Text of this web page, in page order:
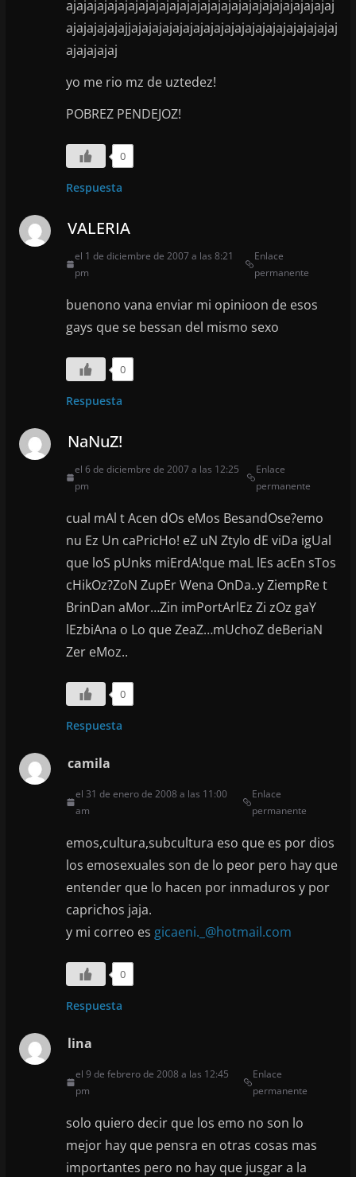
ajajajajajajajajajajajajajajajajajajajajajajajajajaj
ajajajajajajjajajajajajajajajajajajajajajajajajajajaj
ajajajajaj
yo me rio mz de uztedez!
POBREZ PENDEJOZ!
0
Respuesta
VALERIA
el 1 de diciembre de 2007 a las 8:21
pm
Enlace
permanente
buenono vana enviar mi opinioon de esos
gays que se bessan del mismo sexo
0
Respuesta
NaNuZ!
el 6 de diciembre de 2007 a las 12:25
pm
Enlace
permanente
cual mAl t Acen dOs eMos BesandOse?emo
nu Ez Un caPricHo! eZ uN Ztylo dE viDa igUal
que loS pUnks miErdA!que maL lEs acEn sTos
cHikOz?ZoN ZupEr Wena OnDa..y ZiempRe t
BrinDan aMor…Zin imPortArlEz Zi zOz gaY
lEzbiAna o Lo que ZeaZ…mUchoZ deBeriaN
Zer eMoz..
0
Respuesta
camila
el 31 de enero de 2008 a las 11:00
am
Enlace
permanente
emos,cultura,subcultura eso que es por dios
los emosexuales son de lo peor pero hay que
entender que lo hacen por inmaduros y por
caprichos jaja.
y mi correo es gicaeni._@hotmail.com
0
Respuesta
lina
el 9 de febrero de 2008 a las 12:45
pm
Enlace
permanente
solo quiero decir que los emo no son lo
mejor hay que pensra en otras cosas mas
importantes pero no hay que jusgar a la